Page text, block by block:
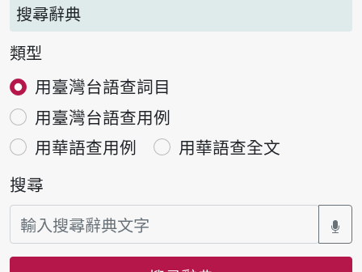
搜尋辭典
類型
用臺灣台語查詞目
用臺灣台語查用例
用華語查用例
用華語查全文
搜尋